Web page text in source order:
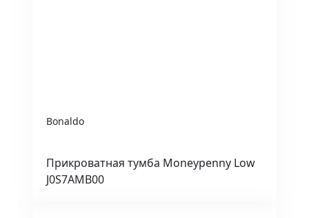
Bonaldo
Прикроватная тумба Moneypenny Low
J0S7AMB00